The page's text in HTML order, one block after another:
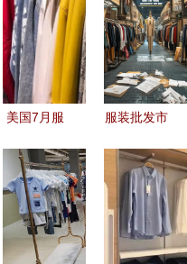
际经营建议
制胜之道
美国7月服
增长，成表
现最亮眼行
业
服装批发市
死路，还是
借新零售涅
槃重生？